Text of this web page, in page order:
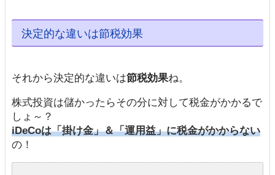
決定的な違いは節税効果
それから決定的な違いは節税効果ね。
株式投資は儲かったらその分に対して税金がかかるで
しょ～？
iDeCoは「掛け金」＆「運用益」に税金がかからない
の！